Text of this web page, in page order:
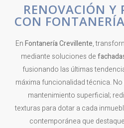
RENOVACIÓN Y
CON
EnFontanería Crevillente,
mediante soluciones de
fusionando las últimas
máxima funcionalidad técnica.
mantenimiento superficial;
texturas para dotar a cada
contemporánea que